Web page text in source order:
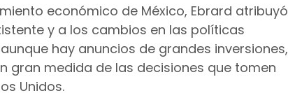
económico de México, Ebrard atribuyó
y a los cambios en las políticas
hay anuncios de grandes inversiones,
gran medida de las decisiones que tomen
Unidos.